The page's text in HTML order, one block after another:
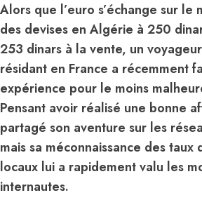
Alors que l’euro s’échange sur le
des devises en Algérie à 250
253 dinars à la vente, un
résidant en France a récemment
expérience pour le moins
Pensant avoir réalisé une bonne
partagé son aventure sur les
mais sa méconnaissance des taux
locaux lui a rapidement valu les
internautes.